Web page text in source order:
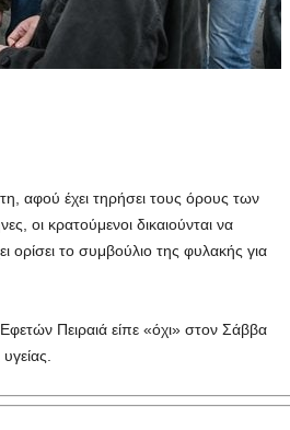
αφού έχει τηρήσει τους όρους των
οι κρατούμενοι δικαιούνται να
ορίσει το συμβούλιο της φυλακής για
Πειραιά είπε «όχι» στον Σάββα